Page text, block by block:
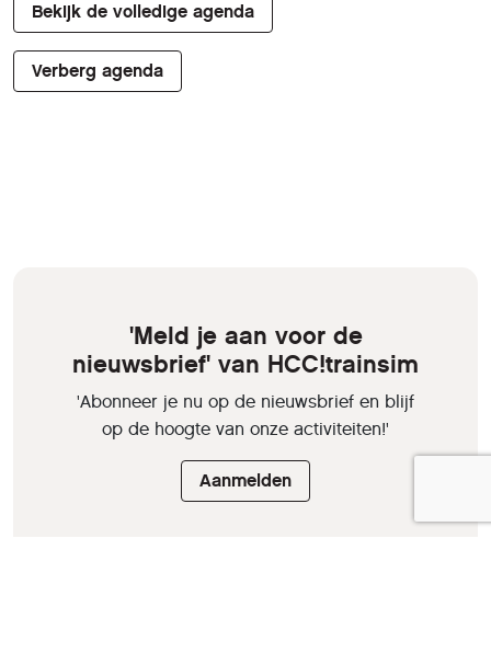
Bekijk de volledige agenda
Verberg agenda
'Meld je aan voor de
nieuwsbrief' van HCC!trainsim
'Abonneer je nu op de nieuwsbrief en blijf
op de hoogte van onze activiteiten!'
Aanmelden